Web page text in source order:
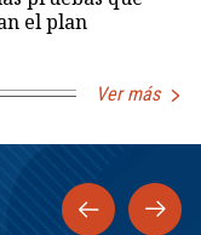
el plan
Ver más